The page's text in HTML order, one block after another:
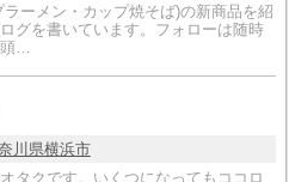
ラーメン・カップ焼そば)の新商品を紹
グを書いています。フォローは随時
…
川県横浜市
タクです。いくつになってもココロ